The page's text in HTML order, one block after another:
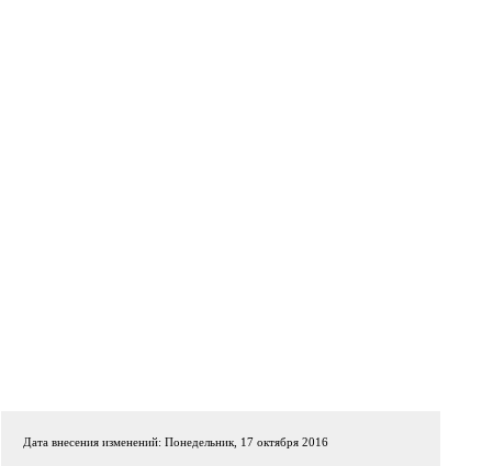
Дата внесения изменений: Понедельник, 17 октября 2016